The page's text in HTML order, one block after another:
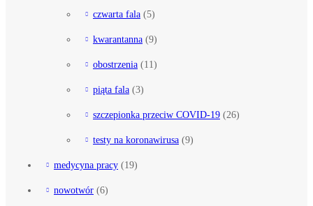
czwarta fala (5)
kwarantanna (9)
obostrzenia (11)
piąta fala (3)
szczepionka przeciw COVID-19 (26)
testy na koronawirusa (9)
medycyna pracy (19)
nowotwór (6)